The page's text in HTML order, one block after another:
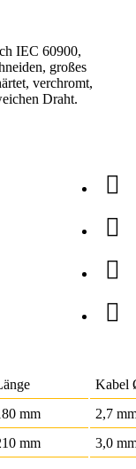
IEC 60900,
großes
verchromt,
Draht.
Kabel
mm
2,7
mm 3,0